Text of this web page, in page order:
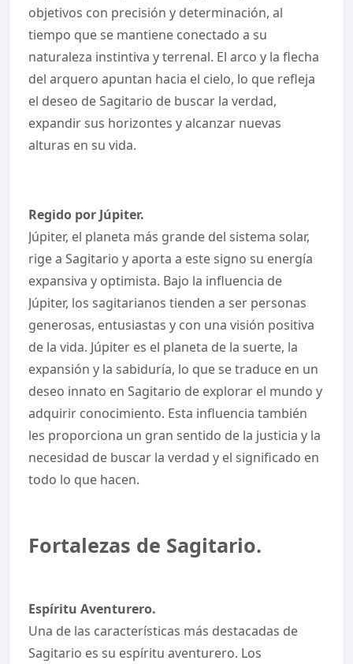
objetivos con precisión y determinación, al
tiempo que se mantiene conectado a su
naturaleza instintiva y terrenal. El arco y la flecha
del arquero apuntan hacia el cielo, lo que refleja
el deseo de Sagitario de buscar la verdad,
expandir sus horizontes y alcanzar nuevas
alturas en su vida.
Regido por Júpiter.
Júpiter, el planeta más grande del sistema solar,
rige a Sagitario y aporta a este signo su energía
expansiva y optimista. Bajo la influencia de
Júpiter, los sagitarianos tienden a ser personas
generosas, entusiastas y con una visión positiva
de la vida. Júpiter es el planeta de la suerte, la
expansión y la sabiduría, lo que se traduce en un
deseo innato en Sagitario de explorar el mundo y
adquirir conocimiento. Esta influencia también
les proporciona un gran sentido de la justicia y la
necesidad de buscar la verdad y el significado en
todo lo que hacen.
Fortalezas de Sagitario.
Espíritu Aventurero.
Una de las características más destacadas de
Sagitario es su espíritu aventurero. Los